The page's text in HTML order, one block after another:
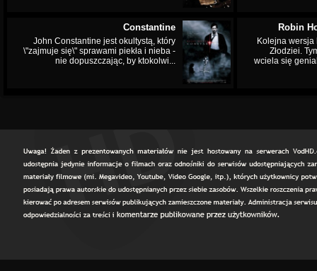
Constantine
John Constantine jest okultystą, który
\"zajmuje się\" sprawami piekła i nieba -
nie dopuszczając, by ktokolwi...
Robin
Kolejna wersja
Złodziei.
wciela się